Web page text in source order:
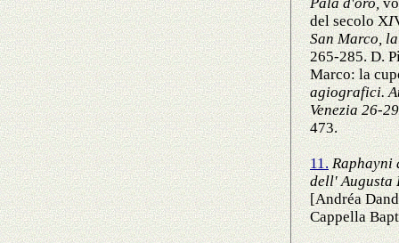
Pala d'oro,
del secolo XI
San Marco,
265-285. D.
Marco: la
agiografici.
Venezia 26-
473.
11. Raphayni
dell' Augusta
[Andréa
Cappella